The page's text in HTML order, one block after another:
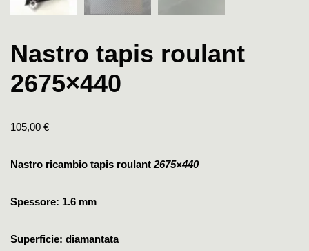
Nastro tapis roulant
2675×440
105,00 €
Nastro ricambio tapis roulant 2675×440
Spessore: 1.6 mm
Superficie: diamantata